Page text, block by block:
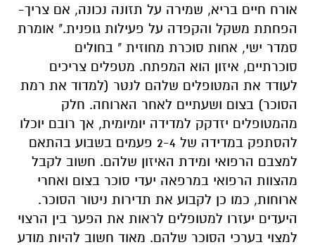
אורח חיים בריא, שמירה על תזונה נכונה, אם צריך-
הפחתת משקל והקפדה על פעילות גופנית." אומרת
סמדר ישי, אחות סוכרת מחוזית " בחולים
סוכרתיים, איזון הוא המפתח. מטפלים צריכים
לעודד את המטופלים שלהם לנטר (למדוד את רמת
הסוכר) בצום ושעתיים לאחר הארוחה. חלק
מהמטופלים יזדקק למדידה יומיומית, אך רובם יוכלו
להסתפק במדידה של 2-4 פעמים בשבוע בהתאם
למצבם הרפואי ומידת האיזון שלהם. חשוב לקבל
מהצוות הרפואי במרפאה יעדי סוכר בצום ואחרי
ארוחות, כמו כן לקבוע את תדירות ניטור הסוכר.
היעדים יעזרו למטופלים לראות את הפער בין הרצוי
למצוי בערכי הסוכר שלהם. מאוד חשוב להיות מודע